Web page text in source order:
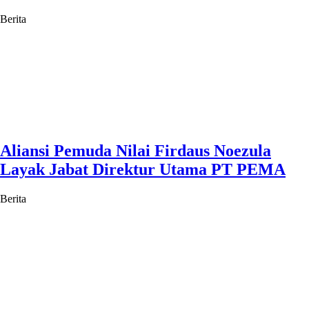
Berita
Aliansi Pemuda Nilai Firdaus Noezula
Layak Jabat Direktur Utama PT PEMA
Berita